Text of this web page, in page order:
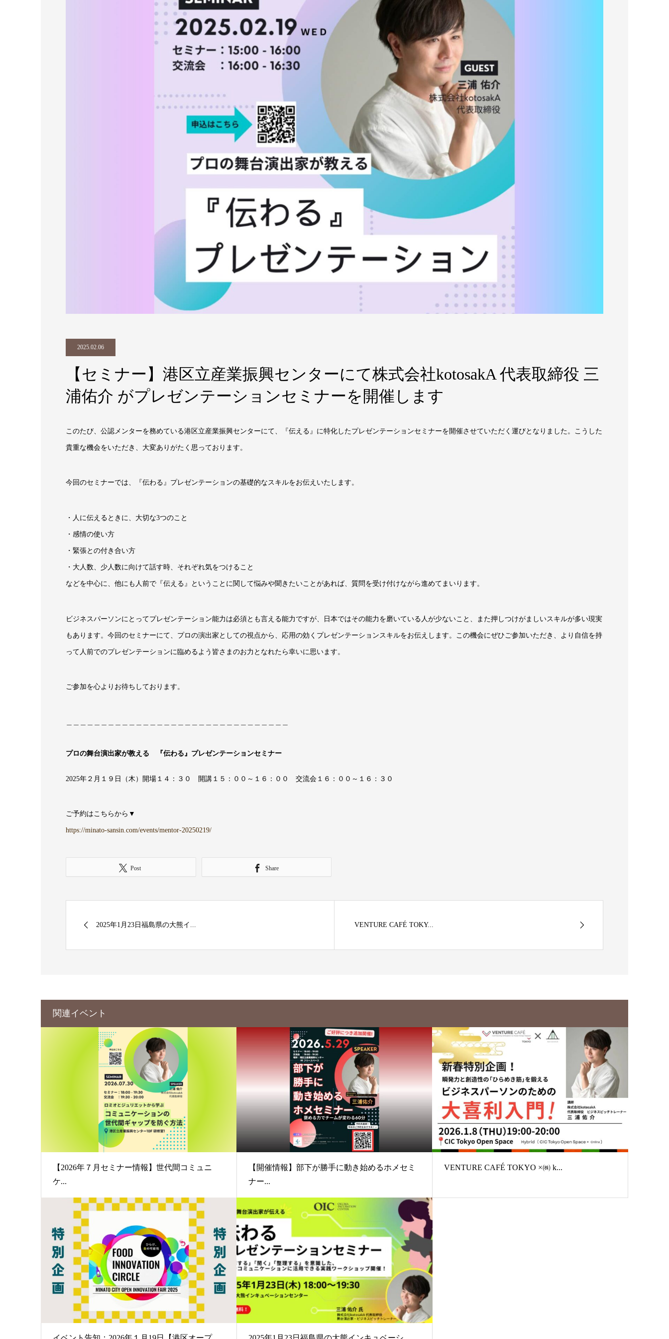
2025.02.06
【セミナー】港区立産業振興センターにて株式会社kotosakA 代表取締役 三
浦佑介 がプレゼンテーションセミナーを開催します
このたび、公認メンターを務めている港区立産業振興センターにて、『伝える』に特化したプレゼンテーションセミナーを開催させていただく運びとなりました。こうした
貴重な機会をいただき、大変ありがたく思っております。
今回のセミナーでは、『伝わる』プレゼンテーションの基礎的なスキルをお伝えいたします。
・人に伝えるときに、大切な3つのこと
・感情の使い方
・緊張との付き合い方
・大人数、少人数に向けて話す時、それぞれ気をつけること
などを中心に、他にも人前で『伝える』ということに関して悩みや聞きたいことがあれば、質問を受け付けながら進めてまいります。
ビジネスパーソンにとってプレゼンテーション能力は必須とも言える能力ですが、日本ではその能力を磨いている人が少ないこと、また押しつけがましいスキルが多い現実
もあります。今回のセミナーにて、プロの演出家としての視点から、応用の効くプレゼンテーションスキルをお伝えします。この機会にぜひご参加いただき、より自信を持
って人前でのプレゼンテーションに臨めるよう皆さまのお力となれたら幸いに思います。
ご参加を心よりお待ちしております。
プロの舞台演出家が教える 『伝わる』プレゼンテーションセミナー
2025年２月１９日（木）開場１４：３０ 開講１５：００～１６：００ 交流会１６：００～１６：３０
ご予約はこちらから▼
https://minato-sansin.com/events/mentor-20250219/
Post Share
2025年1月23日福島県の大熊イ... VENTURE CAFÉ TOKY...
関連イベント
【2026年７月セミナー情報】世代間コミュニ
ケ...
【開催情報】部下が勝手に動き始めるホメセミ
ナー...
VENTURE CAFÉ TOKYO ×㈱ k...